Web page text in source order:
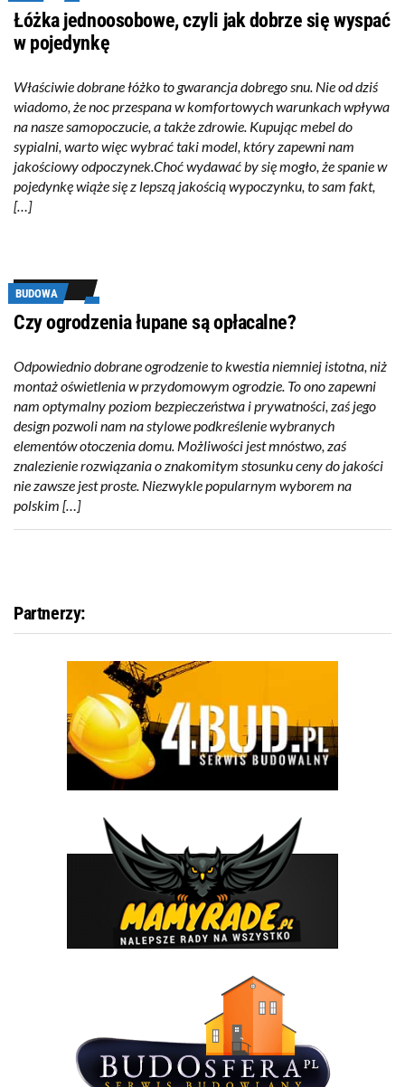
Łóżka jednoosobowe, czyli jak dobrze się wyspać
w pojedynkę
Właściwie dobrane łóżko to gwarancja dobrego snu. Nie od dziś
wiadomo, że noc przespana w komfortowych warunkach wpływa
na nasze samopoczucie, a także zdrowie. Kupując mebel do
sypialni, warto więc wybrać taki model, który zapewni nam
jakościowy odpoczynek.Choć wydawać by się mogło, że spanie w
pojedynkę wiąże się z lepszą jakością wypoczynku, to sam fakt,
[…]
BUDOWA
Czy ogrodzenia łupane są opłacalne?
Odpowiednio dobrane ogrodzenie to kwestia niemniej istotna, niż
montaż oświetlenia w przydomowym ogrodzie. To ono zapewni
nam optymalny poziom bezpieczeństwa i prywatności, zaś jego
design pozwoli nam na stylowe podkreślenie wybranych
elementów otoczenia domu. Możliwości jest mnóstwo, zaś
znalezienie rozwiązania o znakomitym stosunku ceny do jakości
nie zawsze jest proste. Niezwykle popularnym wyborem na
polskim […]
Partnerzy: